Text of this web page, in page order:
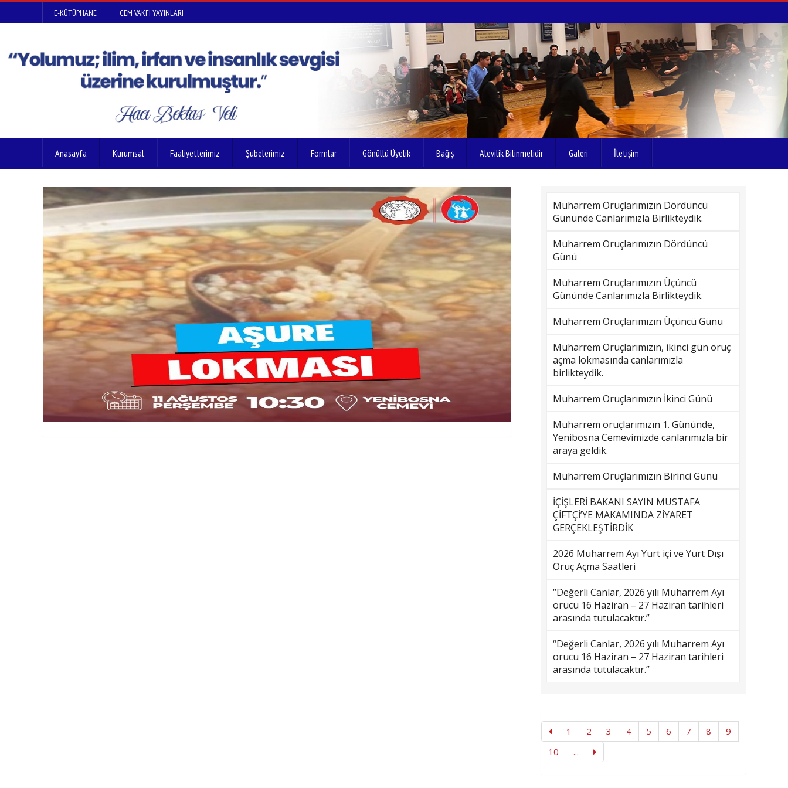
E-KÜTÜPHANE CEM VAKFI YAYINLARI
Anasayfa Kurumsal Faaliyetlerimiz Şubelerimiz Formlar Gönüllü Üyelik Bağış Alevilik Bilinmelidir Galeri İletişim
Muharrem Oruçlarımızın Dördüncü
Gününde Canlarımızla Birlikteydik.
Muharrem Oruçlarımızın Dördüncü
Günü
Muharrem Oruçlarımızın Üçüncü
Gününde Canlarımızla Birlikteydik.
Muharrem Oruçlarımızın Üçüncü Günü
Muharrem Oruçlarımızın, ikinci gün oruç
açma lokmasında canlarımızla
birlikteydik.
Muharrem Oruçlarımızın İkinci Günü
Muharrem oruçlarımızın 1. Gününde,
Yenibosna Cemevimizde canlarımızla bir
araya geldik.
Muharrem Oruçlarımızın Birinci Günü
İÇİŞLERİ BAKANI SAYIN MUSTAFA
ÇİFTÇİ’YE MAKAMINDA ZİYARET
GERÇEKLEŞTİRDİK
2026 Muharrem Ayı Yurt içi ve Yurt Dışı
Oruç Açma Saatleri
“Değerli Canlar, 2026 yılı Muharrem Ayı
orucu 16 Haziran – 27 Haziran tarihleri
arasında tutulacaktır.”
“Değerli Canlar, 2026 yılı Muharrem Ayı
orucu 16 Haziran – 27 Haziran tarihleri
arasında tutulacaktır.”
1 2 3 4 5 6 7 8
9
10
...